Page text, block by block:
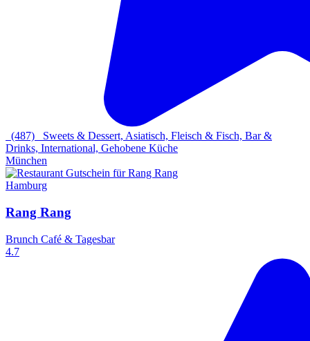
(487) Sweets & Dessert, Asiatisch, Fleisch & Fisch, Bar &
Drinks, International, Gehobene Küche
München
Hamburg
Rang Rang
Brunch Café & Tagesbar
4.7